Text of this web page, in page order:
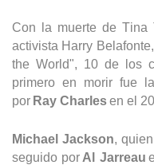
Con la muerte de Tina
activista Harry Belafonte
the World", 10 de los
primero en morir fue
por Ray Charlesen el
Michael Jackson,
seguido por Al Jarreau